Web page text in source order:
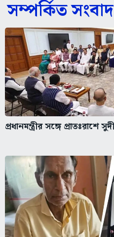
সম্পর্কিত সংবাদ
প্রধানমন্ত্রীর সঙ্গে প্রাতঃরাশে